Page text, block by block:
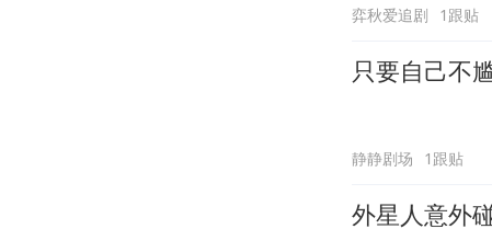
弈秋爱追剧 1跟贴
只要自己不
静静剧场 1跟贴
外星人意外